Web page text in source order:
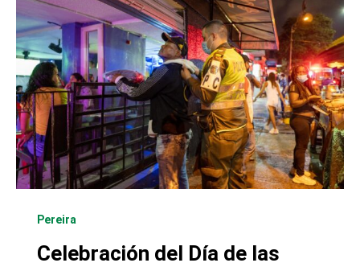
Pereira
Celebración del Día de las